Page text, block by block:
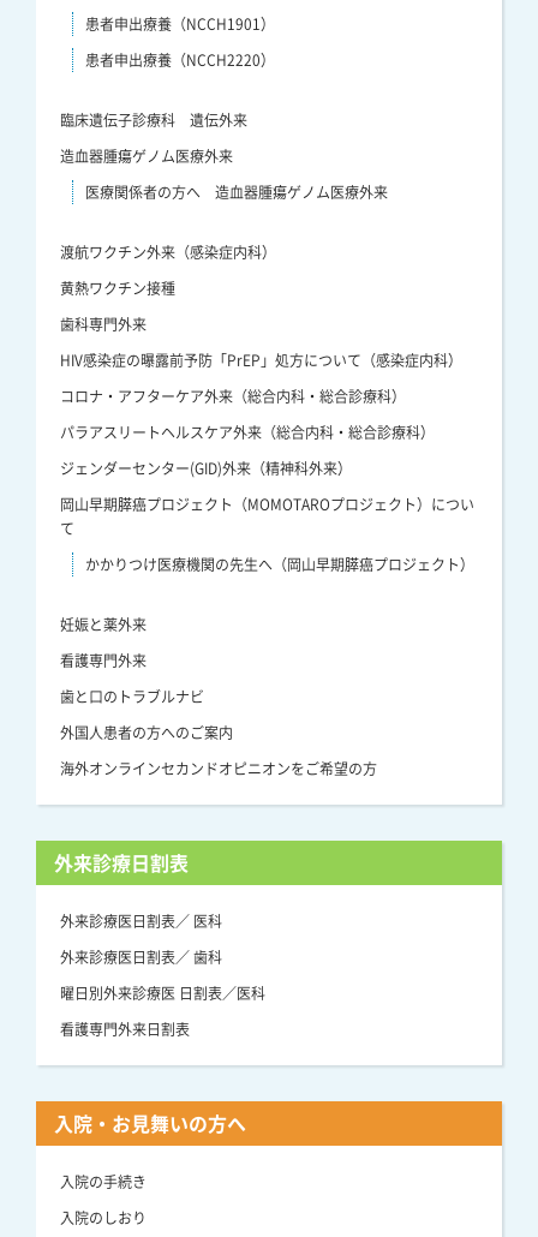
患者申出療養（NCCH1901）
患者申出療養（NCCH2220）
臨床遺伝子診療科 遺伝外来
造血器腫瘍ゲノム医療外来
医療関係者の方へ 造血器腫瘍ゲノム医療外来
渡航ワクチン外来（感染症内科）
黄熱ワクチン接種
歯科専門外来
HIV感染症の曝露前予防「PrEP」処方について（感染症内科）
コロナ・アフターケア外来（総合内科・総合診療科）
パラアスリートヘルスケア外来（総合内科・総合診療科）
ジェンダーセンター(GID)外来（精神科外来）
岡山早期膵癌プロジェクト（MOMOTAROプロジェクト）につい
て
かかりつけ医療機関の先生へ（岡山早期膵癌プロジェクト）
妊娠と薬外来
看護専門外来
歯と口のトラブルナビ
外国人患者の方へのご案内
海外オンラインセカンドオピニオンをご希望の方
外来診療日割表
外来診療医日割表／ 医科
外来診療医日割表／ 歯科
曜日別外来診療医 日割表／医科
看護専門外来日割表
入院・お見舞いの方へ
入院の手続き
入院のしおり